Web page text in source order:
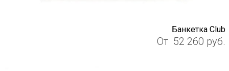
Банкетка Club
От 52 260 руб.